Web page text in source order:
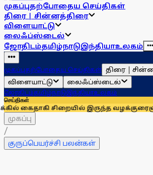
முகப்புதற்போதைய செய்திகள்
திரை | சின்னத்திரை
விளையாட்டு
லைஃப்ஸ்டைல்
ஜோதிடம்தமிழ்நாடுஇந்தியாஉலகம்
முகப்புதற்போதைய செய்திகள் திரை |
விளையாட்டு
லைஃப்ஸ்டைல்
ஜோதிடம்தமிழ்நாடுஇந்தியாஉலகம்
செய்திகள்
இருந்த வழக்குரைஞர் திடீர்
முகப்பு
/
குருப்பெயர்ச்சி பலன்கள்